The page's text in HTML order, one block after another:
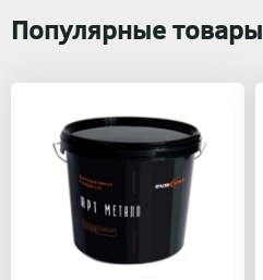
Популярные товары